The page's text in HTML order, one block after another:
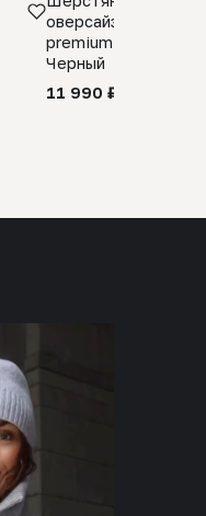
оверсайз 100%
premium merino
Черный
11 990 ₽